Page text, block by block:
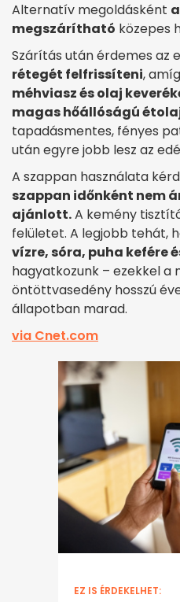
Alternatív megoldásként a
megszárítható közepes
Szárítás után érdemes az
rétegét felfrissíteni,
méhviasz és olaj
magas hőállóságú
tapadásmentes, fényes
után egyre jobb lesz az
A szappan használata
szappan időnként nem
ajánlott.A kemény
felületet. A legjobb tehát,
vízre, sóra, puha kefére
hagyatkozunk – ezekkel a
öntöttvasedény hosszú
állapotban marad.
via Cnet.com
EZ IS ÉRDEKELHET: